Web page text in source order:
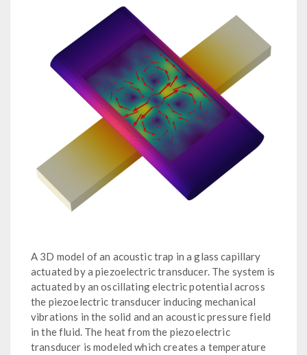
A 3D model of an acoustic trap in a glass capillary
actuated by a piezoelectric transducer. The system is
actuated by an oscillating electric potential across
the piezoelectric transducer inducing mechanical
vibrations in the solid and an acoustic pressure field
in the fluid. The heat from the piezoelectric
transducer is modeled which creates a temperature